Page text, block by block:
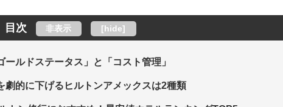
目次 非表示 [hide]
ールドステータス」と「コスト管理」
劇的に下げるヒルトンアメックスは2種類